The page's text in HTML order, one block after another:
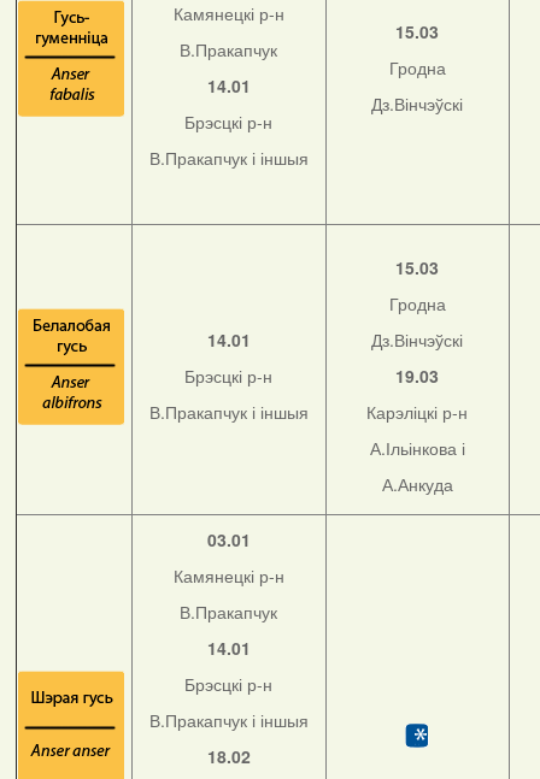
Камянецкі р-н
В.Пракапчук
14.01
Брэсцкі р-н
В.Пракапчук і іншыя
15.03
Гродна
Дз.Вінчэўскі
14.01
Брэсцкі р-н
В.Пракапчук і іншыя
15.03
Гродна
Дз.Вінчэўскі
19.03
Карэліцкі р-н
А.Ільінкова і
А.Анкуда
03.01
Камянецкі р-н
В.Пракапчук
14.01
Брэсцкі р-н
В.Пракапчук і іншыя
18.02